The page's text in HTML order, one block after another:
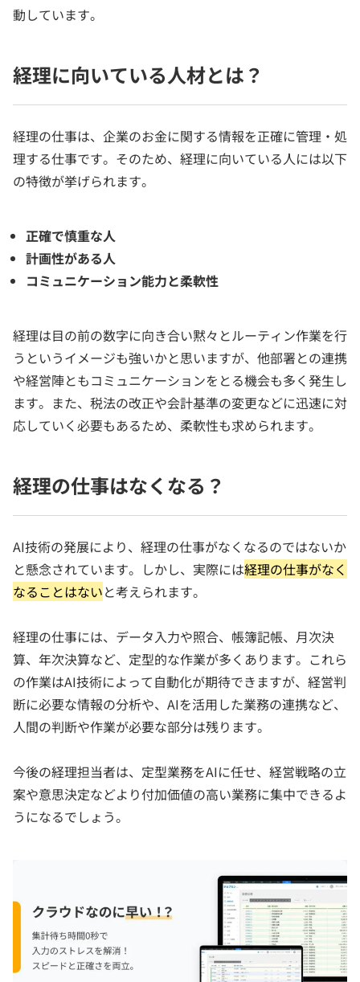
動しています。
経理に向いている人材とは？
経理の仕事は、企業のお金に関する情報を正確に管理・処
理する仕事です。そのため、経理に向いている人には以下
の特徴が挙げられます。
正確で慎重な人
計画性がある人
コミュニケーション能力と柔軟性
経理は目の前の数字に向き合い黙々とルーティン作業を行
うというイメージも強いかと思いますが、他部署との連携
や経営陣ともコミュニケーションをとる機会も多く発生し
ます。また、税法の改正や会計基準の変更などに迅速に対
応していく必要もあるため、柔軟性も求められます。
経理の仕事はなくなる？
AI技術の発展により、経理の仕事がなくなるのではないか
と懸念されています。しかし、実際には経理の仕事がなく
なることはないと考えられます。
経理の仕事には、データ入力や照合、帳簿記帳、月次決
算、年次決算など、定型的な作業が多くあります。これら
の作業はAI技術によって自動化が期待できますが、経営判
断に必要な情報の分析や、AIを活用した業務の連携など、
人間の判断や作業が必要な部分は残ります。
今後の経理担当者は、定型業務をAIに任せ、経営戦略の立
案や意思決定などより付加価値の高い業務に集中できるよ
うになるでしょう。